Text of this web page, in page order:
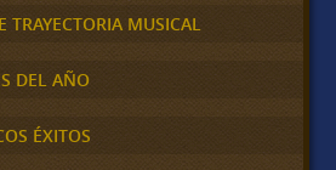
TRAYECTORIA MUSICAL
DEL AÑO
ÉXITOS